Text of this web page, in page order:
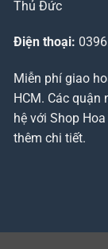
Thủ Đức
Điện thoại:
Miễn phí giao
HCM. Các
hệ với Shop
thêm chi tiết.